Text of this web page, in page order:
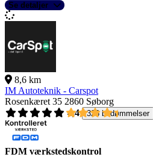
Se detaljer
8,6 km
IM Autoteknik - Carspot
Rosenkæret 35 2860 Søborg
4,4
326 bedømmelser
FDM værkstedskontrol